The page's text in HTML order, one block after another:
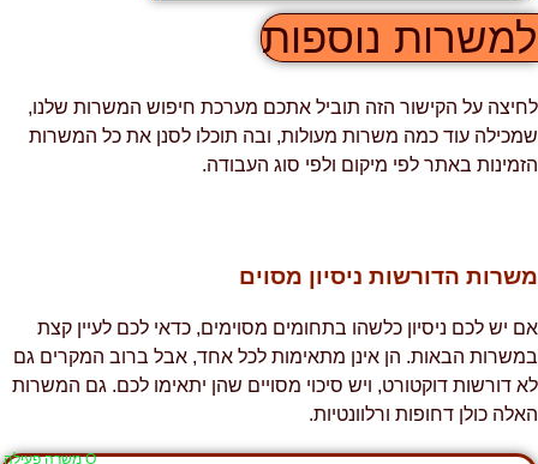
נוספות
על הקישור הזה תוביל אתכם מערכת חיפוש המשרות שלנו,
עוד כמה משרות מעולות, ובה תוכלו לסנן את כל המשרות
באתר לפי מיקום ולפי סוג העבודה.
הדורשות ניסיון מסוים
יש לכם ניסיון כלשהו בתחומים מסוימים, כדאי לכם לעיין קצת
הבאות. הן אינן מתאימות לכל אחד, אבל ברוב המקרים גם
דורשות דוקטורט, ויש סיכוי מסויים שהן יתאימו לכם. גם המשרות
כולן דחופות ורלוונטיות.
Ο משרה פעילה